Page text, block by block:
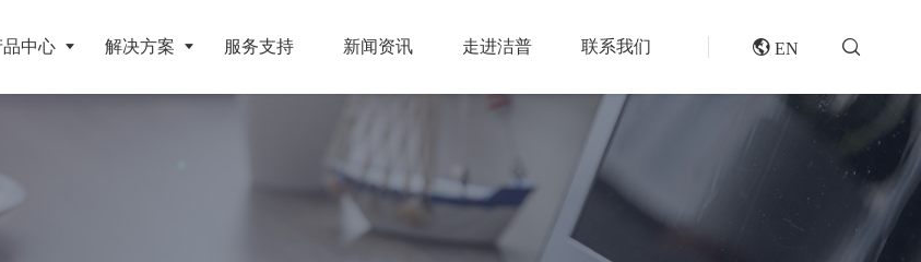
品中心
设备 挤压成型设备
封闭式破碎系统
分选分离设备
解决方案
江苏地区年产10万吨废纺替代燃料生产线
专题报道
风电叶片回收处理方案及核心设备
服务支持 新闻资讯 走进洁普 联系我们  EN